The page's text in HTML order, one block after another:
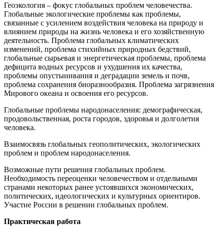
Геоэкология – фокус глобальных проблем человечества.
Глобальные экологические проблемы как проблемы,
связанные с усилением воздействия человека на природу и
влиянием природы на жизнь человека и его хозяйственную
деятельность. Проблема глобальных климатических
изменений, проблема стихийных природных бедствий,
глобальные сырьевая и энергетическая проблемы, проблема
дефицита водных ресурсов и ухудшения их качества,
проблемы опустынивания и деградации земель и почв,
проблема сохранения биоразнообразия. Проблема загрязнения
Мирового океана и освоения его ресурсов.
Глобальные проблемы народонаселения: демографическая,
продовольственная, роста городов, здоровья и долголетия
человека.
Взаимосвязь глобальных геополитических, экологических
проблем и проблем народонаселения.
Возможные пути решения глобальных проблем.
Необходимость переоценки человечеством и отдельными
странами некоторых ранее устоявшихся экономических,
политических, идеологических и культурных ориентиров.
Участие России в решении глобальных проблем.
Практическая работа